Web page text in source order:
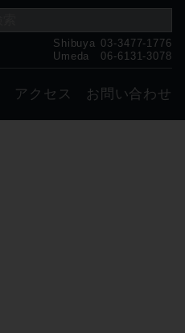
Shibuya 03-3477-1776
Umeda
06-6131-3078
アクセス お問い合わせ